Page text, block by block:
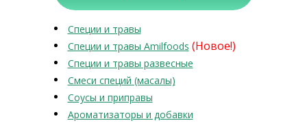
Специи и травы
Специи и травы Amilfoods (Новое!)
Специи и травы развесные
Смеси специй (масалы)
Соусы и приправы
Ароматизаторы и добавки